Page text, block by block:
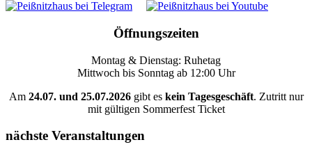
Öffnungszeiten
Montag & Dienstag: Ruhetag
Mittwoch bis Sonntag ab 12:00 Uhr
Am 24.07. und 25.07.2026gibt eskein Tagesgeschäft. Zutritt nur
mit gültigen Sommerfest Ticket
nächste Veranstaltungen